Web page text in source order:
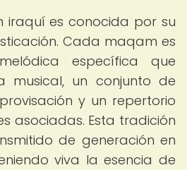
iraquí es conocida por su
Cada maqam es
específica que
musical, un conjunto de
y un repertorio
asociadas. Esta tradición
de generación en
viva la esencia de